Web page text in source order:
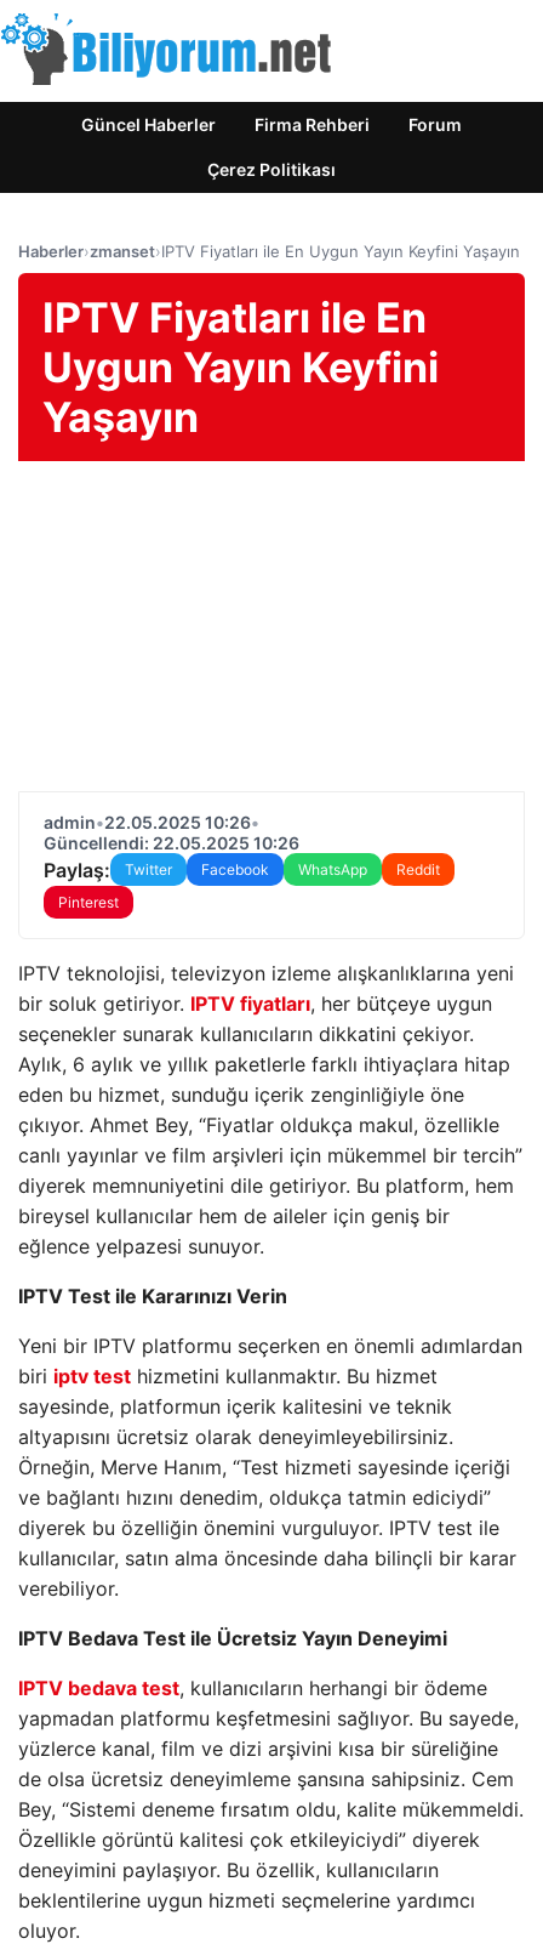
Güncel Haberler Firma Rehberi Forum
Çerez Politikası
Haberler›zmanset›IPTV Fiyatları ile En Uygun Yayın Keyfini Yaşayın
IPTV Fiyatları ile En
Uygun Yayın Keyfini
Yaşayın
admin•22.05.2025 10:26•
Güncellendi: 22.05.2025 10:26
Paylaş: Twitter Facebook WhatsApp
Reddit
Pinterest
IPTV teknolojisi, televizyon izleme alışkanlıklarına yeni
bir soluk getiriyor. IPTV fiyatları, her bütçeye uygun
seçenekler sunarak kullanıcıların dikkatini çekiyor.
Aylık, 6 aylık ve yıllık paketlerle farklı ihtiyaçlara hitap
eden bu hizmet, sunduğu içerik zenginliğiyle öne
çıkıyor. Ahmet Bey, “Fiyatlar oldukça makul, özellikle
canlı yayınlar ve film arşivleri için mükemmel bir tercih”
diyerek memnuniyetini dile getiriyor. Bu platform, hem
bireysel kullanıcılar hem de aileler için geniş bir
eğlence yelpazesi sunuyor.
IPTV Test ile Kararınızı Verin
Yeni bir IPTV platformu seçerken en önemli adımlardan
biri iptv test hizmetini kullanmaktır. Bu hizmet
sayesinde, platformun içerik kalitesini ve teknik
altyapısını ücretsiz olarak deneyimleyebilirsiniz.
Örneğin, Merve Hanım, “Test hizmeti sayesinde içeriği
ve bağlantı hızını denedim, oldukça tatmin ediciydi”
diyerek bu özelliğin önemini vurguluyor. IPTV test ile
kullanıcılar, satın alma öncesinde daha bilinçli bir karar
verebiliyor.
IPTV Bedava Test ile Ücretsiz Yayın Deneyimi
IPTV bedava test, kullanıcıların herhangi bir ödeme
yapmadan platformu keşfetmesini sağlıyor. Bu sayede,
yüzlerce kanal, film ve dizi arşivini kısa bir süreliğine
de olsa ücretsiz deneyimleme şansına sahipsiniz. Cem
Bey, “Sistemi deneme fırsatım oldu, kalite mükemmeldi.
Özellikle görüntü kalitesi çok etkileyiciydi” diyerek
deneyimini paylaşıyor. Bu özellik, kullanıcıların
beklentilerine uygun hizmeti seçmelerine yardımcı
oluyor.